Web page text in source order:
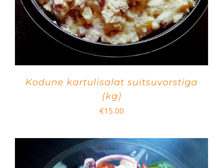
Kodune kartulisalat suitsuvorstiga
(kg)
€15.00